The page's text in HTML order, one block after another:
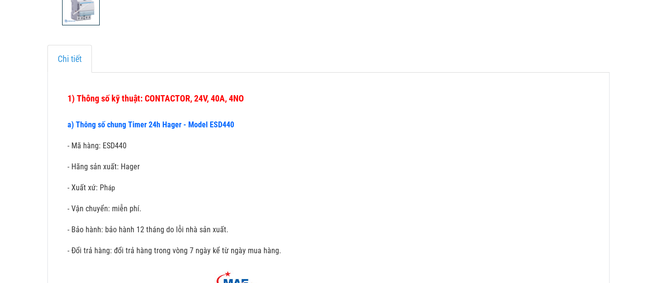
Chi tiết
1) Thông số kỹ thuật: CONTACTOR, 24V, 40A, 4NO
a) Thông số chung Timer 24h Hager - Model ESD440
- Mã hàng: ESD440
- Hãng sản xuất: Hager
- Xuất xứ: Pháp
- Vận chuyển: miễn phí.
- Bảo hành: bảo hành 12 tháng do lỗi nhà sản xuất.
- Đổi trả hàng: đổi trả hàng trong vòng 7 ngày kể từ ngày mua hàng.